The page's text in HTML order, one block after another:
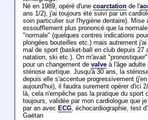
Né en 1989, opéré d'une coarctationde l'
ans 1/2), j'ai toujours été suivi par un
soin particulier sur l'hygiène dentaire). Mise
essoufflement plus prononcé que la
"normale" (quelques contres indications
plongées bouteilles etc.) mais autrement
mal de sport (basket-ball en club depuis 27
natation, ski etc.). On m'avait
pour un changement de valveà l'âge adulte
sténose aortique. Jusqu'à 30 ans, la
depuis elle s'accentue progressivement
aujourd'hui), il faudra surement opérer d'ici
là, cela n'empêche pas la pratique du sport
toujours, validée par mon cardiologue que
par an avec ECG, échocardiographie, test
Gaëtan